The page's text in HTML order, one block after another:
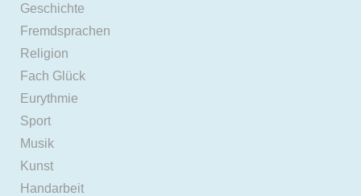
Geschichte
Fremdsprachen
Religion
Fach Glück
Eurythmie
Sport
Musik
Kunst
Handarbeit